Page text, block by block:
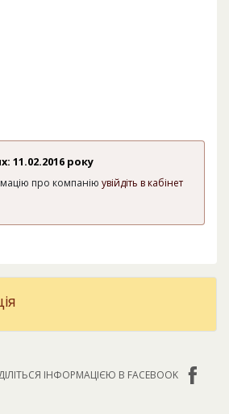
11.02.2016 року
про компанію увійдіть в кабінет
ІНФОРМАЦІЄЮ В FACEBOOK